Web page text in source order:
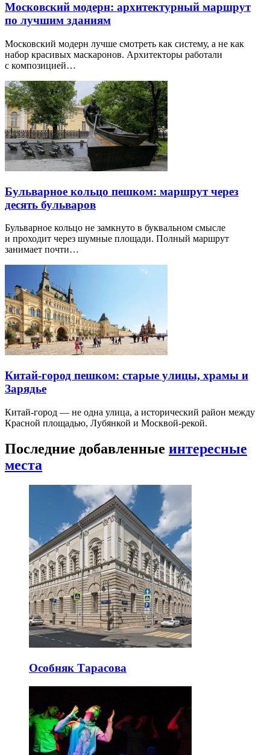
Московский модерн: архитектурный маршрут
по лучшим зданиям
Московский модерн лучше смотреть как систему, а не как
набор красивых маскаронов. Архитекторы работали
с композицией…
Бульварное кольцо пешком: маршрут через
десять бульваров
Бульварное кольцо не замкнуто в буквальном смысле
и проходит через шумные площади. Полный маршрут
занимает почти…
Китай-город пешком: старые улицы, храмы и
Зарядье
Китай-город — не одна улица, а исторический район между
Красной площадью, Лубянкой и Москвой-рекой.
Последние добавленные интересные
места
Особняк Тарасова